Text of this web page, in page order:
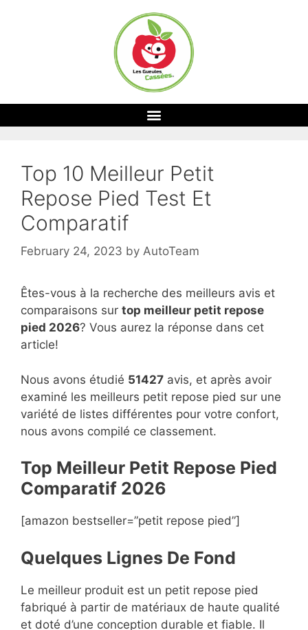
Top 10 Meilleur Petit
Repose Pied Test Et
Comparatif
February 24, 2023 by AutoTeam
Êtes-vous à la recherche des meilleurs avis et
comparaisons sur top meilleur petit repose
pied 2026? Vous aurez la réponse dans cet
article!
Nous avons étudié 51427 avis, et après avoir
examiné les meilleurs petit repose pied sur une
variété de listes différentes pour votre confort,
nous avons compilé ce classement.
Top Meilleur Petit Repose Pied
Comparatif 2026
[amazon bestseller=”petit repose pied”]
Quelques Lignes De Fond
Le meilleur produit est un petit repose pied
fabriqué à partir de matériaux de haute qualité
et doté d’une conception durable et fiable. Il